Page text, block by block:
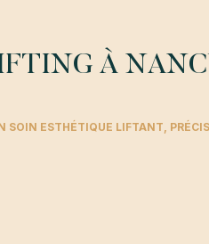
À
SOIN ESTHÉTIQUE LIFTANT,